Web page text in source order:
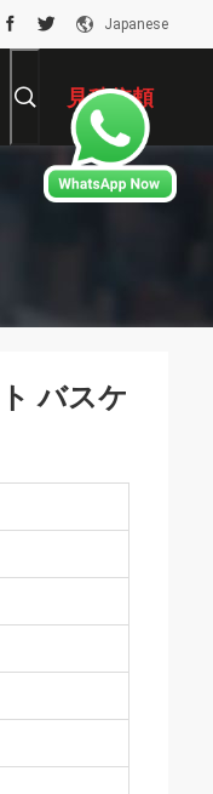
Japanese
見積依頼
バスケ